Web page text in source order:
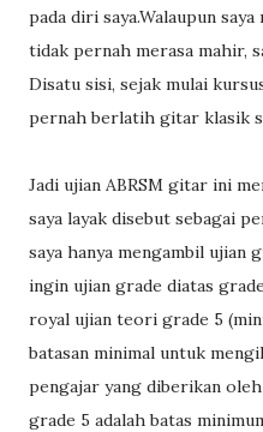
pada diri saya.Walaupun
tidak pernah merasa mahir,
Disatu sisi, sejak mulai
pernah berlatih gitar klasik
Jadi ujian ABRSM gitar ini
saya layak disebut sebagai
saya hanya mengambil ujian
ingin ujian grade diatas
royal ujian teori grade 5
batasan minimal untuk
pengajar yang diberikan
grade 5 adalah batas